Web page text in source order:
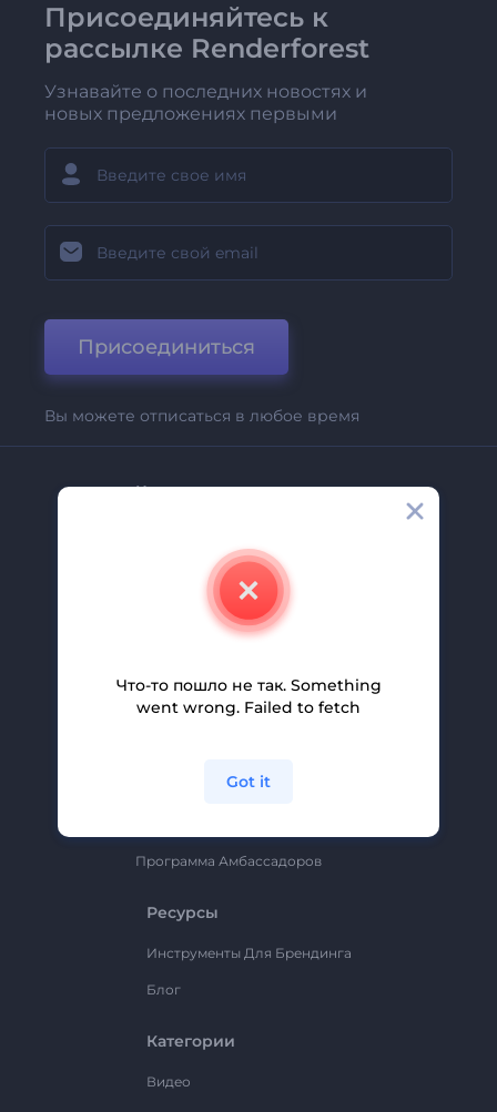
Присоединяйтесь к
рассылке Renderforest
Узнавайте о последних новостях и
новых предложениях первыми
Присоединиться
Вы можете отписаться в любое время
Компания
Свяжитесь С Нами
Помощь И Поддержка
Партнерская Программа
Политика Конфиденциальности
Программа Амбассадоров
Ресурсы
Инструменты Для Брендинга
Блог
Категории
Видео
Что-то пошло не так. Something
went wrong. Failed to fetch
Got it